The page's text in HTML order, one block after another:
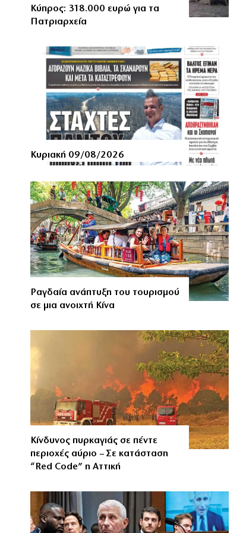
Κύπρος: 318.000 ευρώ για τα
Πατριαρχεία
Κυριακή 09/08/2026
Ραγδαία ανάπτυξη του τουρισμού
σε μια ανοιχτή Κίνα
Κίνδυνος πυρκαγιάς σε πέντε
περιοχές αύριο – Σε κατάσταση
“Red Code” η Αττική